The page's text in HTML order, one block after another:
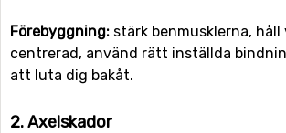
Förebyggning: stärk benmusklerna, håll
centrerad, använd rätt inställda
att luta dig bakåt.
2. Axel­skador